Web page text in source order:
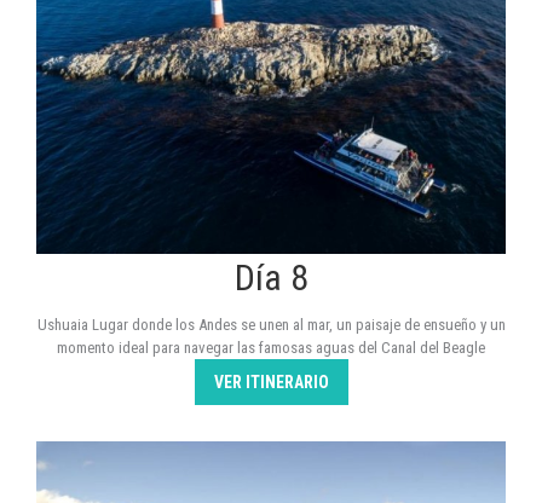
Día 8
Ushuaia Lugar donde los Andes se unen al mar, un paisaje de ensueño y un
momento ideal para navegar las famosas aguas del Canal del Beagle
VER ITINERARIO